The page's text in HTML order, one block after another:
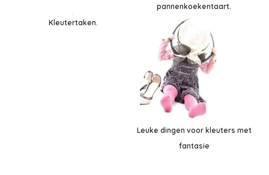
pannenkoekentaart.
Kleutertaken.
Leuke dingen voor kleuters met
fantasie